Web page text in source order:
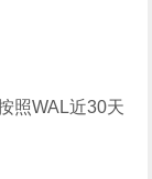
照WAL近30天